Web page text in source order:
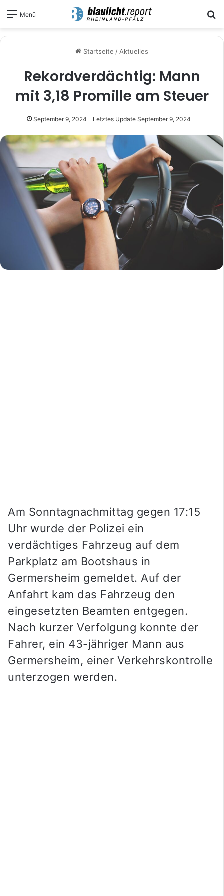
Menü
Startseite / Aktuelles
Re­kord­ver­däch­tig: Mann
mit 3,18 Promille am Steuer
September 9, 2024 Letztes Update September 9, 2024
Am Sonntagnachmittag gegen 17:15
Uhr wurde der Polizei ein
verdächtiges Fahrzeug auf dem
Parkplatz am Bootshaus in
Germersheim gemeldet. Auf der
Anfahrt kam das Fahrzeug den
eingesetzten Beamten entgegen.
Nach kurzer Verfolgung konnte der
Fahrer, ein 43-jähriger Mann aus
Germersheim, einer Verkehrskontrolle
unterzogen werden.